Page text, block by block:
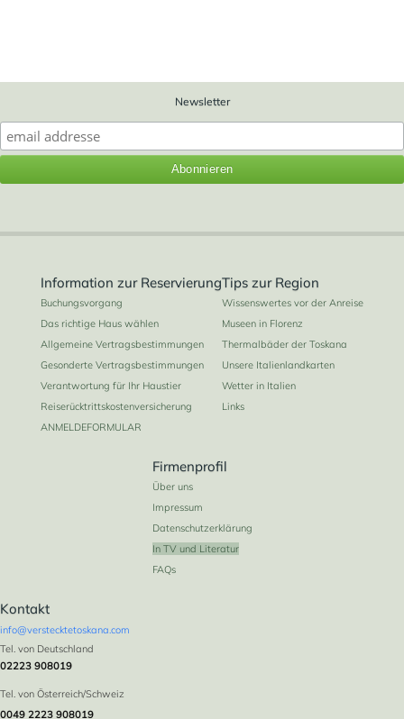
Newsletter
Information zur Reservierung
Buchungsvorgang
Das richtige Haus wählen
Allgemeine Vertragsbestimmungen
Gesonderte Vertragsbestimmungen
Verantwortung für Ihr Haustier
Reiserücktrittskostenversicherung
ANMELDEFORMULAR
Tips zur Region
Wissenswertes vor der Anreise
Museen in Florenz
Thermalbäder der Toskana
Unsere Italienlandkarten
Wetter in Italien
Links
Firmenprofil
Über uns
Impressum
Datenschutzerklärung
In TV und Literatur
FAQs
Kontakt
info@verstecktetoskana.com
Tel. von Deutschland
02223 908019
Tel. von Österreich/Schweiz
0049 2223 908019